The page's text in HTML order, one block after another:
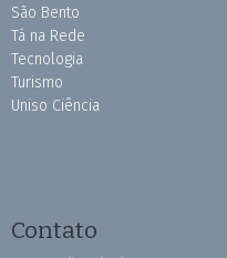
São Bento
Tá na Rede
Tecnologia
Turismo
Uniso Ciência
Contato